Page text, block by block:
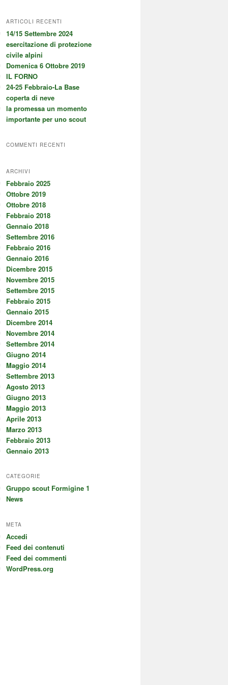
ARTICOLI RECENTI
14/15 Settembre 2024
esercitazione di protezione
civile alpini
Domenica 6 Ottobre 2019
IL FORNO
24-25 Febbraio-La Base
coperta di neve
la promessa un momento
importante per uno scout
COMMENTI RECENTI
ARCHIVI
Febbraio 2025
Ottobre 2019
Ottobre 2018
Febbraio 2018
Gennaio 2018
Settembre 2016
Febbraio 2016
Gennaio 2016
Dicembre 2015
Novembre 2015
Settembre 2015
Febbraio 2015
Gennaio 2015
Dicembre 2014
Novembre 2014
Settembre 2014
Giugno 2014
Maggio 2014
Settembre 2013
Agosto 2013
Giugno 2013
Maggio 2013
Aprile 2013
Marzo 2013
Febbraio 2013
Gennaio 2013
CATEGORIE
Gruppo scout Formigine 1
News
META
Accedi
Feed dei contenuti
Feed dei commenti
WordPress.org